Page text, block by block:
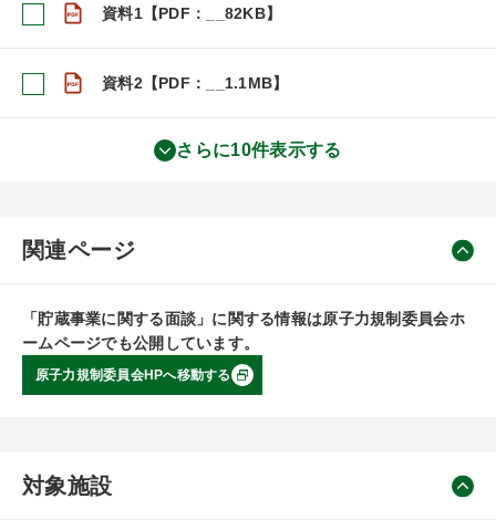
資料1【PDF：__82KB】
資料2【PDF：__1.1MB】
さらに10件表示する
関連ページ
「貯蔵事業に関する面談」に関する情報は原子力規制委員会ホ
ームページでも公開しています。
原子力規制委員会HPへ移動する
対象施設